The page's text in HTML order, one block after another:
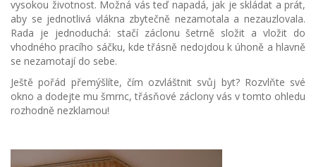
vysokou životnost. Možná vás teď napadá, jak je skládat a prát,
aby se jednotlivá vlákna zbytečně nezamotala a nezauzlovala.
Rada je jednoduchá: stačí záclonu šetrně složit a vložit do
vhodného pracího sáčku, kde třásně nedojdou k úhoně a hlavně
se nezamotají do sebe.
Ještě pořád přemýšlíte, čím ozvláštnit svůj byt? Rozvlňte své
okno a dodejte mu šmrnc, třásňové záclony vás v tomto ohledu
rozhodně nezklamou!